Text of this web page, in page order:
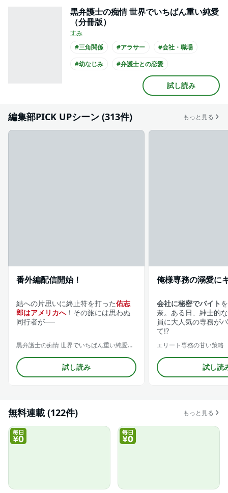
#スーツ
黒弁護士の痴情 世界でいちばん重い純愛
（分冊版）
すみ
#三角関係
#アラサー
#会社・職場
#幼なじみ
#弁護士との恋愛
#クール男子
#主人公が会社員
#スーツ
試し読み
編集部PICK UPシーン (313件) もっと見る
番外編配信開始！
結への片思いに終止符を打った佑志
郎はアメリカへ！その旅には思わぬ
同行者が──
黒弁護士の痴情 世界でいちばん重い純愛（分冊版）
試し読み
俺様専務の溺愛に
会社に秘密でバイト
奈。ある日、紳士的
員に大人気の専務が
て!?
エリート専務の甘い策略
試し読
無料連載 (122件) もっと見る